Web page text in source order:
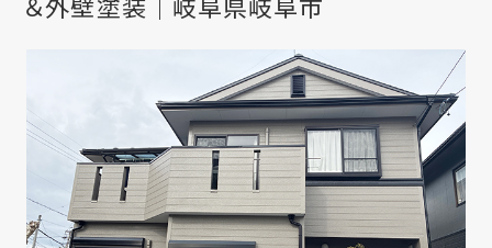
＆外壁塗装｜岐阜県岐阜市